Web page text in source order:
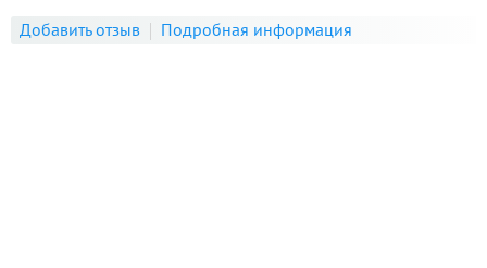
Добавить отзыв
Подробная информация